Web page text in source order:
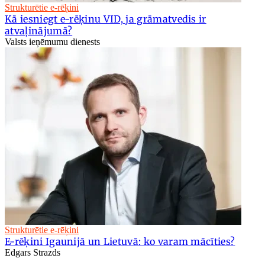
Strukturētie e-rēķini
Kā iesniegt e-rēķinu VID, ja grāmatvedis ir
atvaļinājumā?
Valsts ieņēmumu dienests
Strukturētie e-rēķini
E-rēķini Igaunijā un Lietuvā: ko varam mācīties?
Edgars Strazds